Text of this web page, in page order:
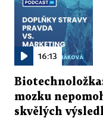
16:13
mozku
skvělých